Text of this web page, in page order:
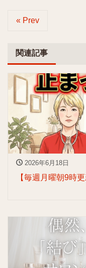
« Prev
関連記事
2026年6月18日
【毎週月曜朝9時